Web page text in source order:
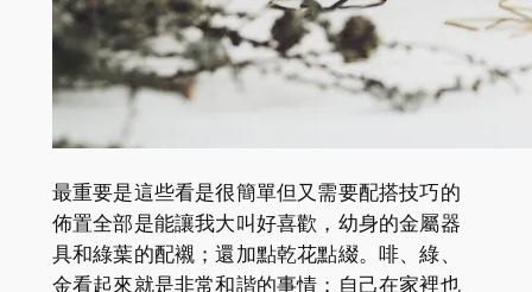
最重要是這些看是很簡單但又需要配搭技巧的
佈置全部是能讓我大叫好喜歡，幼身的金屬器
具和綠葉的配襯；還加點乾花點綴。啡、綠、
金看起來就是非常和諧的事情；自己在家裡也